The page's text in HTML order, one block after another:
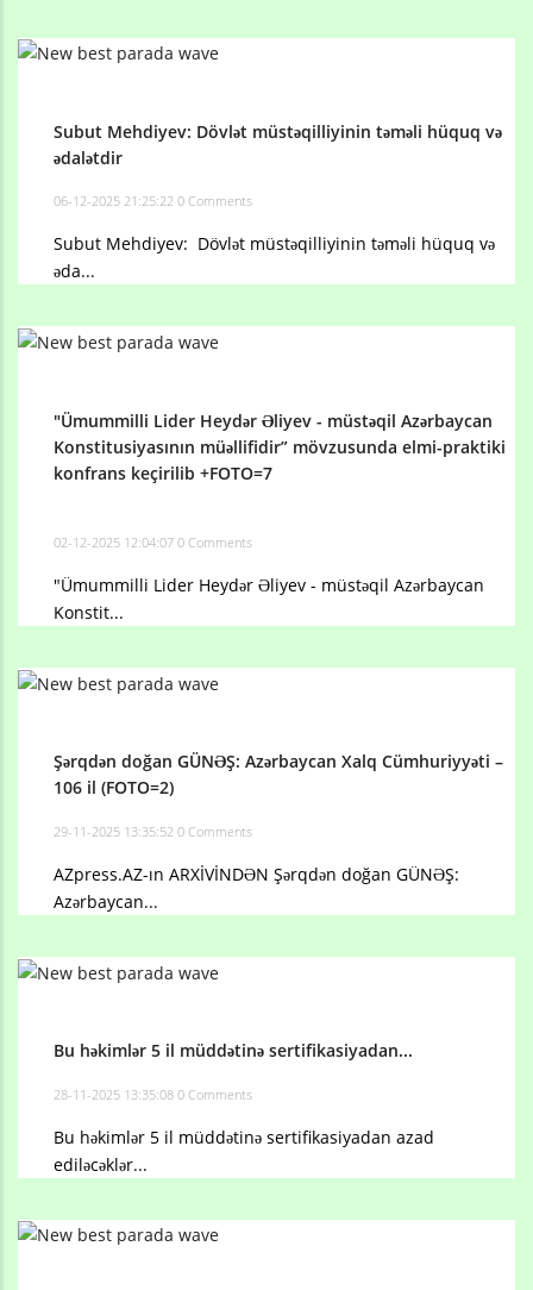
Subut Mehdiyev: Dövlət müstəqilliyinin təməli hüquq və
ədalətdir
06-12-2025 21:25:22 0 Comments
Subut Mehdiyev: Dövlət müstəqilliyinin təməli hüquq və
əda...
"Ümummilli Lider Heydər Əliyev - müstəqil Azərbaycan
Konstitusiyasının müəllifidir” mövzusunda elmi-praktiki
konfrans keçirilib +FOTO=7
02-12-2025 12:04:07 0 Comments
"Ümummilli Lider Heydər Əliyev - müstəqil Azərbaycan
Konstit...
Şərqdən doğan GÜNƏŞ: Azərbaycan Xalq Cümhuriyyəti –
106 il (FOTO=2)
29-11-2025 13:35:52 0 Comments
AZpress.AZ-ın ARXİVİNDƏN Şərqdən doğan GÜNƏŞ:
Azərbaycan...
Bu həkimlər 5 il müddətinə sertifikasiyadan...
28-11-2025 13:35:08 0 Comments
Bu həkimlər 5 il müddətinə sertifikasiyadan azad
ediləcəklər...